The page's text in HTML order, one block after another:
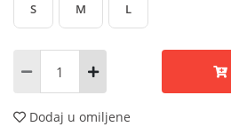
S M L
Dodaj u omiljene